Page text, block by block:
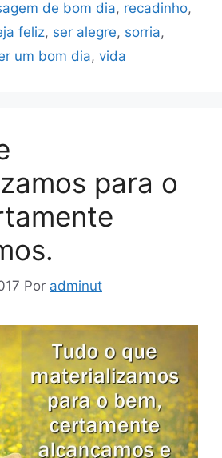
de bom dia, recadinho,
feliz, ser alegre, sorria,
um bom dia, vida
para o
Por adminut